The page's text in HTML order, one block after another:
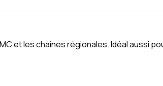
et les chaînes régionales. Idéal aussi